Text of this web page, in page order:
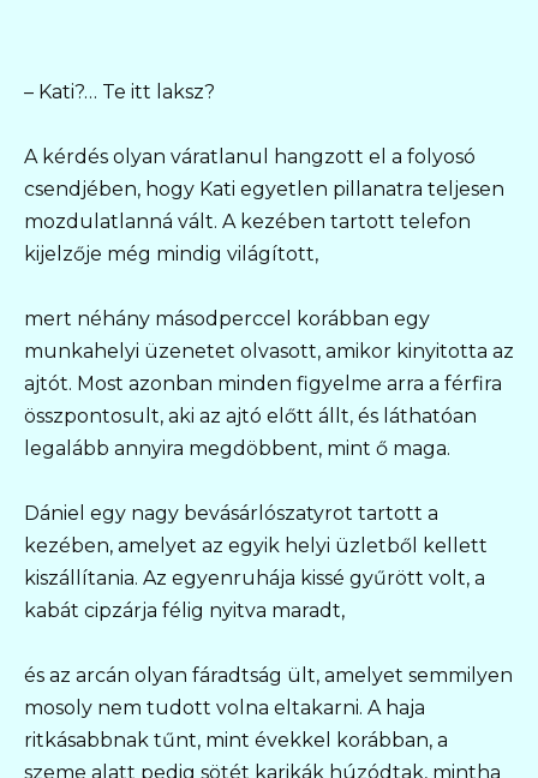
– Kati?… Te itt laksz?
A kérdés olyan váratlanul hangzott el a folyosó
csendjében, hogy Kati egyetlen pillanatra teljesen
mozdulatlanná vált. A kezében tartott telefon
kijelzője még mindig világított,
mert néhány másodperccel korábban egy
munkahelyi üzenetet olvasott, amikor kinyitotta az
ajtót. Most azonban minden figyelme arra a férfira
összpontosult, aki az ajtó előtt állt, és láthatóan
legalább annyira megdöbbent, mint ő maga.
Dániel egy nagy bevásárlószatyrot tartott a
kezében, amelyet az egyik helyi üzletből kellett
kiszállítania. Az egyenruhája kissé gyűrött volt, a
kabát cipzárja félig nyitva maradt,
és az arcán olyan fáradtság ült, amelyet semmilyen
mosoly nem tudott volna eltakarni. A haja
ritkásabbnak tűnt, mint évekkel korábban, a
szeme alatt pedig sötét karikák húzódtak, mintha